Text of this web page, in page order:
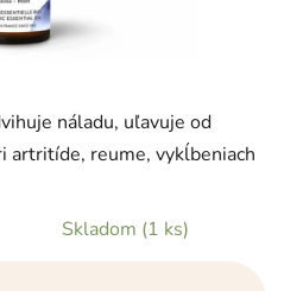
náladu, uľavuje od
artritíde, reume, vykĺbeniach
Skladom (1 ks)